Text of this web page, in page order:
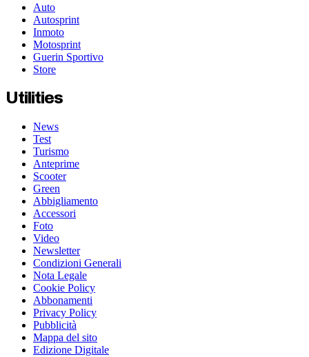
Auto
Autosprint
Inmoto
Motosprint
Guerin Sportivo
Store
Utilities
News
Test
Turismo
Anteprime
Scooter
Green
Abbigliamento
Accessori
Foto
Video
Newsletter
Condizioni Generali
Nota Legale
Cookie Policy
Abbonamenti
Privacy Policy
Pubblicità
Mappa del sito
Edizione Digitale